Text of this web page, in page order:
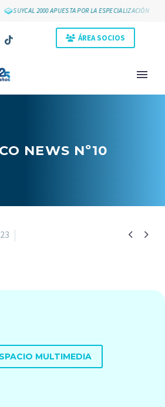
SUYCAL 2000 APUESTA POR LA ESPECIALIZACIÓN
ÁREA SOCIOS
NOVEDAD
NEWS Nº10
 
MULTIMEDIA